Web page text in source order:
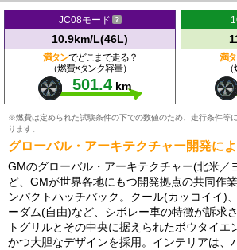
JC08モード
10.9km/L(46L)
満タンでどこまで走る？
（燃費×タンク容量）
501.4 km
満
※燃費は定められた試験条件の下での数値のため、走行条件等
ります。
グローバル・アーキテクチャー開発に
GMのグローバル・アーキテクチャー(北米／
ど、GMが世界各地にもつ開発拠点の共同作
ンパクトハッチバック。クール(カッコイイ)
ーダム(自由)など、シボレー車の特徴が訴求
トグリルとその中央に据えられたボウタイエ
かつ大胆なデザインを採用。インテリアは、